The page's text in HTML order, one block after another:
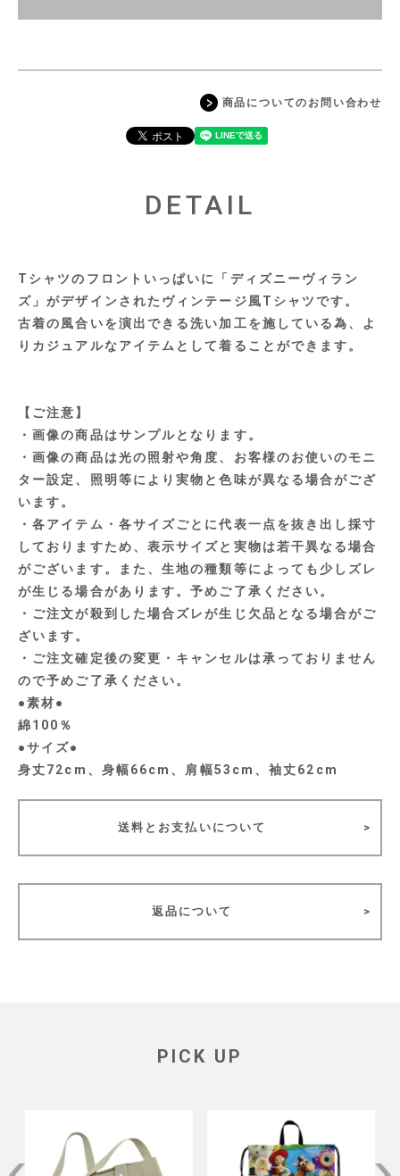
商品についてのお問い合わせ
DETAIL
Tシャツのフロントいっぱいに「ディズニーヴィラン
ズ」がデザインされたヴィンテージ風Tシャツです。
古着の風合いを演出できる洗い加工を施している為、よ
りカジュアルなアイテムとして着ることができます。
【ご注意】
・画像の商品はサンプルとなります。
・画像の商品は光の照射や角度、お客様のお使いのモニ
ター設定、照明等により実物と色味が異なる場合がござ
います。
・各アイテム・各サイズごとに代表一点を抜き出し採寸
しておりますため、表示サイズと実物は若干異なる場合
がございます。また、生地の種類等によっても少しズレ
が生じる場合があります。予めご了承ください。
・ご注文が殺到した場合ズレが生じ欠品となる場合がご
ざいます。
・ご注文確定後の変更・キャンセルは承っておりません
ので予めご了承ください。
●素材●
綿100％
●サイズ●
身丈72cm、身幅66cm、肩幅53cm、袖丈62cm
送料とお支払いについて
返品について
PICK UP